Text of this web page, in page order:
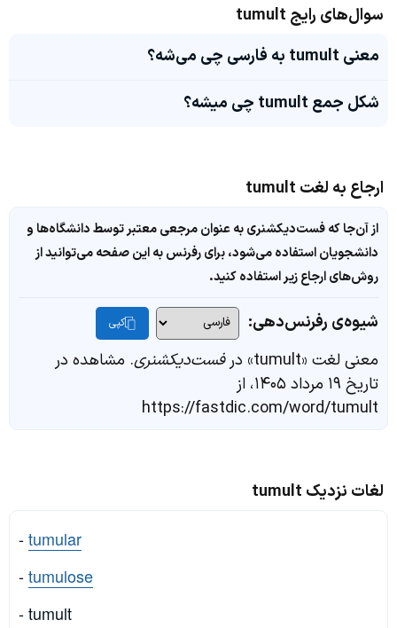
سوال‌های رایج tumult
معنی tumult به فارسی چی می‌شه؟
شکل جمع tumult چی میشه؟
ارجاع به لغت tumult
از آن‌جا که فست‌دیکشنری به عنوان مرجعی معتبر توسط دانشگاه‌ها و
دانشجویان استفاده می‌شود، برای رفرنس به این صفحه می‌توانید از
روش‌های ارجاع زیر استفاده کنید.
شیوه‌ی رفرنس‌دهی: کپی
معنی لغت «tumult» در فست‌دیکشنری. مشاهده در
تاریخ ۱۹ مرداد ۱۴۰۵، از
https://fastdic.com/word/tumult
لغات نزدیک tumult
-tumular
-tumulose
- tumult